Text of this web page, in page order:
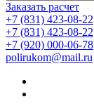
Заказать расчет
+7 (831) 423-08-22
+7 (831) 423-08-22
+7 (920) 000-06-78
polirukom@mail.ru